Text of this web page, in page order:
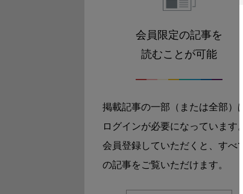
会員限定の記事を
読むことが可能
掲載記事の一部（または全部）は
ログインが必要になっています。
会員登録していただくと、すべて
の記事をご覧いただけます。